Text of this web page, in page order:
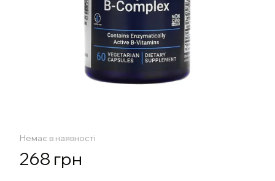
Немає в наявності
268 грн